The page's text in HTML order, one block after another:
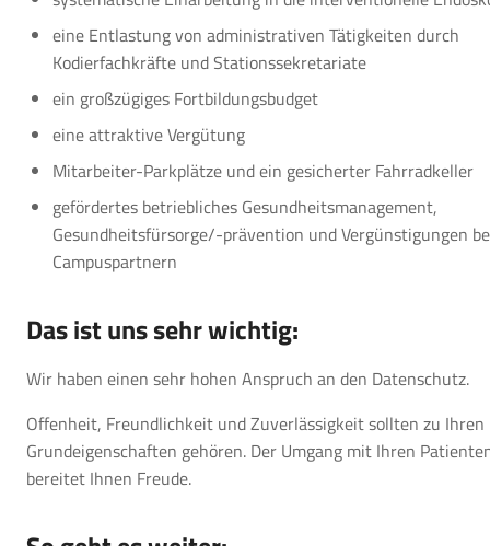
eine Entlastung von administrativen Tätigkeiten durch
Kodierfachkräfte und Stationssekretariate
ein großzügiges Fortbildungsbudget
eine attraktive Vergütung
Mitarbeiter-Parkplätze und ein gesicherter Fahrradkeller
gefördertes betriebliches Gesundheitsmanagement,
Gesundheitsfürsorge/-prävention und Vergünstigungen
Campuspartnern
Das ist uns sehr wichtig:
Wir haben einen sehr hohen Anspruch an den Datenschutz.
Offenheit, Freundlichkeit und Zuverlässigkeit sollten zu Ihren
Grundeigenschaften gehören. Der Umgang mit Ihren
bereitet Ihnen Freude.